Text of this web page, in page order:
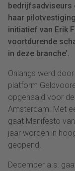
bedrijfsadviseurs
haar
initiatief van Erik
voortdurende
in deze branche’.
Onlangs werd
platform
opgehaald voor
Amsterdam. Met
gaat Manifesto
jaar worden in
geopend.
December a.s.